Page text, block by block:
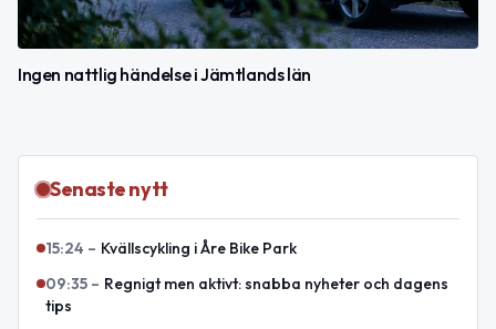
Ingen nattlig händelse i Jämtlands län
Senaste nytt
15:24 – Kvällscykling i Åre Bike Park
09:35 – Regnigt men aktivt: snabba nyheter och dagens
tips